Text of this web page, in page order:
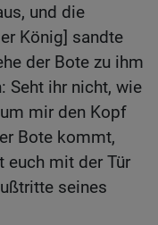
und die
König] sandte
der Bote zu ihm
Seht ihr nicht, wie
mir den Kopf
Bote kommt,
euch mit der Tür
seines